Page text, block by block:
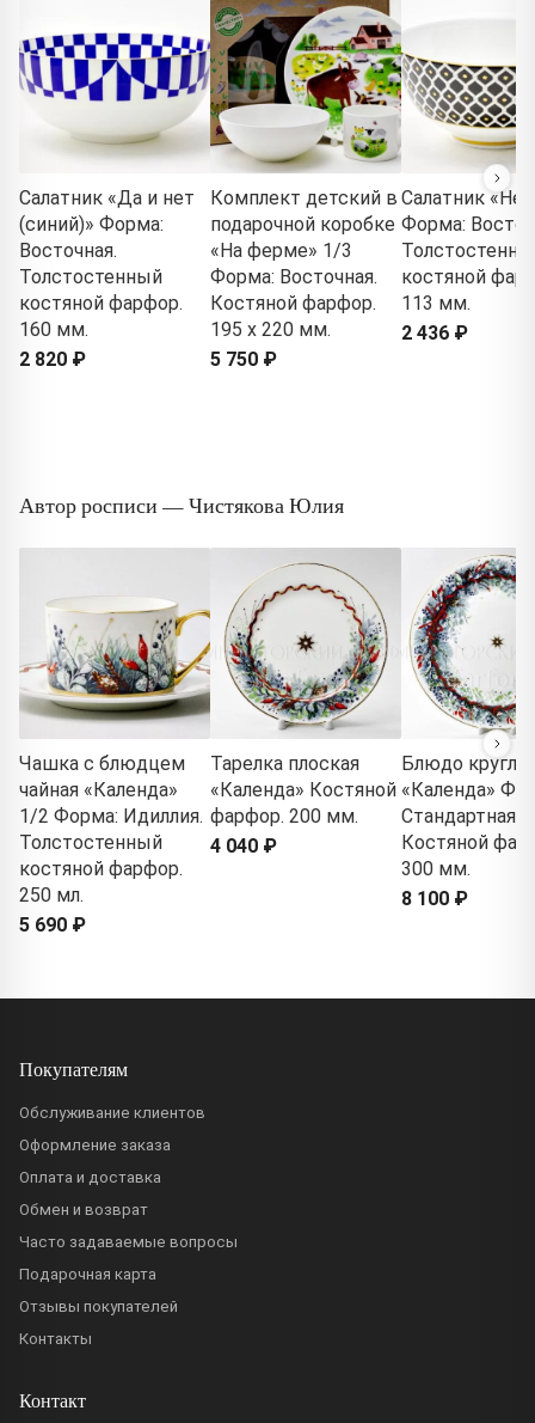
Салатник «Да и нет
(синий)» Форма:
Восточная.
Толстостенный
костяной фарфор.
160 мм.
2 820 ₽
Комплект детский в
подарочной коробке
«На ферме» 1/3
Форма: Восточная.
Костяной фарфор.
195 x 220 мм.
5 750 ₽
Салатник
Форма:
костяной
113 мм.
2 436 ₽
Автор росписи — Чистякова Юлия
Чашка с блюдцем
чайная «Календа»
1/2 Форма: Идиллия.
Толстостенный
костяной фарфор.
250 мл.
5 690 ₽
Тарелка плоская
«Календа» Костяной
фарфор. 200 мм.
4 040 ₽
Блюдо
«Календа»
Стандартная-
Костяной
300 мм.
8 100 ₽
Покупателям
Обслуживание клиентов
Оформление заказа
Оплата и доставка
Обмен и возврат
Часто задаваемые вопросы
Подарочная карта
Отзывы покупателей
Контакты
Контакт